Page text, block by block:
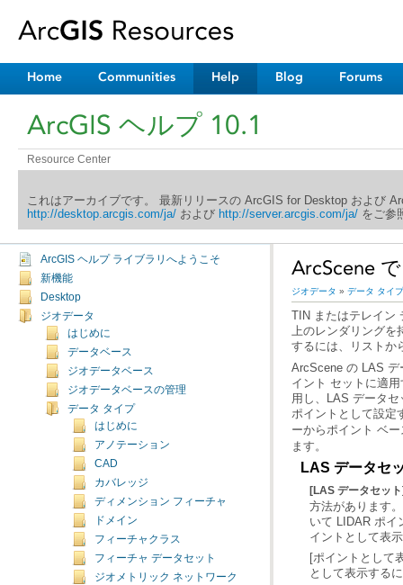
Home Communities Help Blog Forums
ArcGIS ヘルプ 10.1
Resource Center
これはアーカイブです。 最新リリースの ArcGIS for Desktop および
http://desktop.arcgis.com/ja/および http://server.arcgis.com/ja/をご参
ArcGIS ヘルプ ライブラリへようこそ
新機能
Desktop
ジオデータ
はじめに
データベース
ジオデータベース
ジオデータベースの管理
データ タイプ
はじめに
アノテーション
CAD
カバレッジ
ディメンション フィーチャ
ドメイン
フィーチャクラス
フィーチャ データセット
ジオメトリック ネットワーク
ArcScene
ジオデータ » データ タイプ
するには、リストか
ポイントとして設定
ーからポイント ベ
ます。
LAS データセ
[LAS データセッ
イントとして表
として表示する